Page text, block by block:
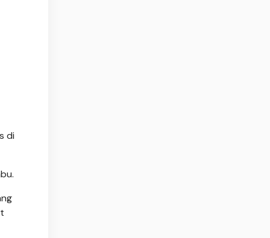
di